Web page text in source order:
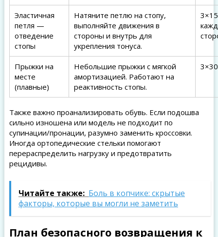
Эластичная
петля —
отведение
стопы
Натяните петлю на стопу,
выполняйте движения в
стороны и внутрь для
укрепления тонуса.
Прыжки на
месте
(плавные)
Небольшие прыжки с мягкой
амортизацией. Работают на
реактивность стопы.
Также важно проанализировать обувь. Если подошва
сильно изношена или модель не подходит по
супинации/пронации, разумно заменить кроссовки.
Иногда ортопедические стельки помогают
перераспределить нагрузку и предотвратить
рецидивы.
Читайте также: Боль в копчике: скрытые
факторы, которые вы могли не заметить
План безопасного возвращения к